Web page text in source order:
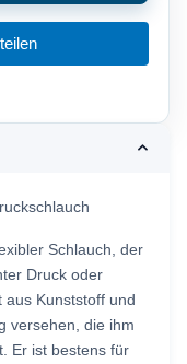
Schlauch, der
Druck oder
aus Kunststoff und
versehen, die ihm
Er ist bestens für